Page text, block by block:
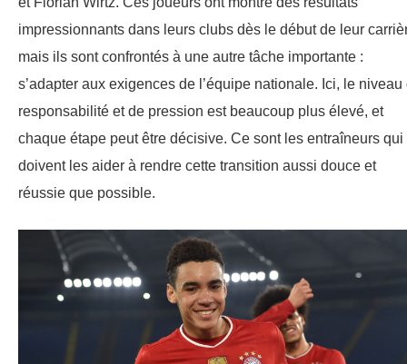
impressionnants dans leurs clubs dès le début de leur
mais ils sont confrontés à une autre tâche importante :
s’adapter aux exigences de l’équipe nationale. Ici, le niveau
responsabilité et de pression est beaucoup plus élevé, et
chaque étape peut être décisive. Ce sont les entraîneurs qui
doivent les aider à rendre cette transition aussi douce et
réussie que possible.